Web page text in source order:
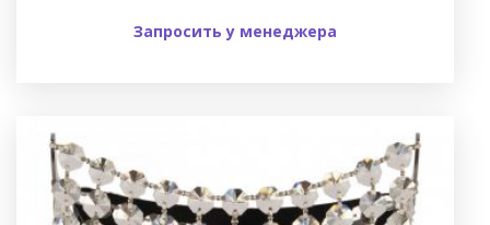
Запросить у менеджера